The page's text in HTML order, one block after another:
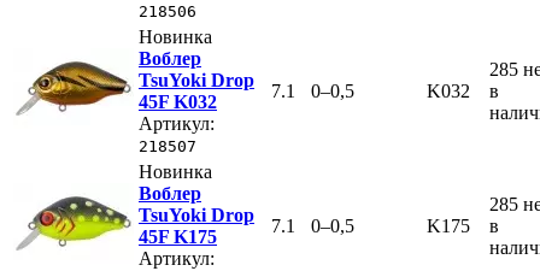
218506
Новинка
Воблер
TsuYoki Drop
45F K032
Артикул:
218507
7.1 0–0,5 K032
285
в
Новинка
Воблер
TsuYoki Drop
45F K175
Артикул:
7.1 0–0,5 K175
285
в